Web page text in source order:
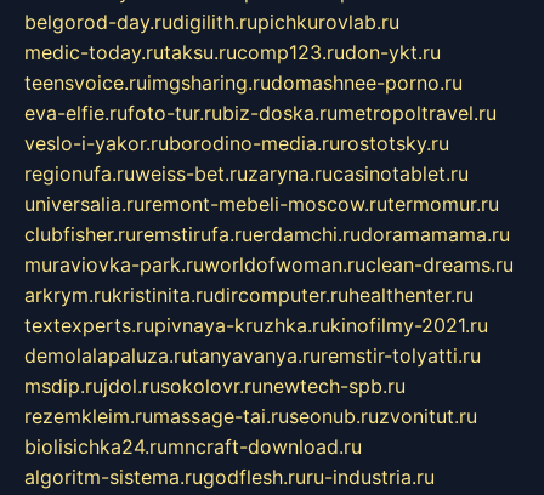
belgorod-day.rudigilith.rupichkurovlab.ru
medic-today.rutaksu.rucomp123.rudon-ykt.ru
teensvoice.ruimgsharing.rudomashnee-porno.ru
eva-elfie.rufoto-tur.rubiz-doska.rumetropoltravel.ru
veslo-i-yakor.ruborodino-media.rurostotsky.ru
regionufa.ruweiss-bet.ruzaryna.rucasinotablet.ru
universalia.ruremont-mebeli-moscow.rutermomur.ru
clubfisher.ruremstirufa.ruerdamchi.rudoramamama.ru
muraviovka-park.ruworldofwoman.ruclean-dreams.ru
arkrym.rukristinita.rudircomputer.ruhealthenter.ru
textexperts.rupivnaya-kruzhka.rukinofilmy-2021.ru
demolalapaluza.rutanyavanya.ruremstir-tolyatti.ru
msdip.rujdol.rusokolovr.runewtech-spb.ru
rezemkleim.rumassage-tai.ruseonub.ruzvonitut.ru
biolisichka24.rumncraft-download.ru
algoritm-sistema.rugodflesh.ruru-industria.ru